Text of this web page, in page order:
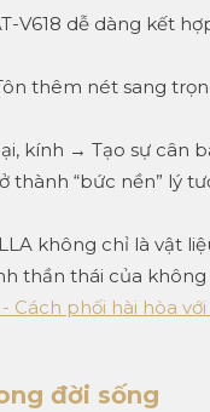
V618 dễ dàng kết
thêm nét sang
kính → Tạo sự cân
thành “bức nền” lý
không chỉ là vật
thần thái của không
Cách phối hài hòa
đời sống